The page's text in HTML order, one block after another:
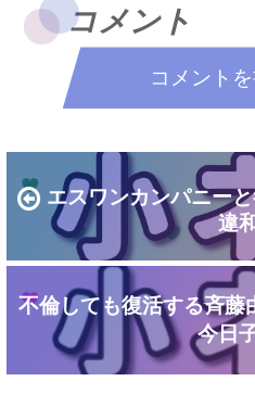
コメント
コメント
エスワンカンパニー
違
不倫しても復活する斉藤
今日